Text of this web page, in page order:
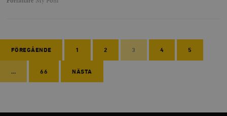
FÖREGÅENDE 1 2 3 4 5
… 66 NÄSTA